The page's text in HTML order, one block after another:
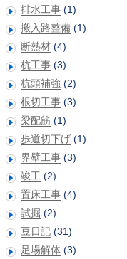
排水工事 (1)
搬入路整備 (1)
断熱材 (4)
杭工事 (3)
杭頭補強 (2)
根切工事 (3)
梁配筋 (1)
歩道切下げ (1)
界壁工事 (3)
竣工 (2)
置床工事 (4)
試掘 (2)
豆日記 (31)
足場解体 (3)